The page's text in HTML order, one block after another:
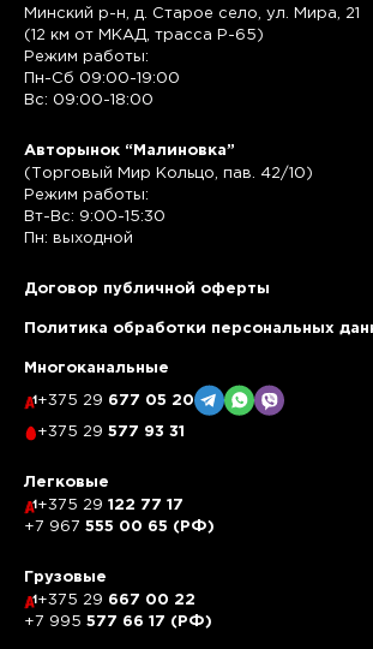
Минский р-н, д. Старое село, ул. Мира, 21
(12 км от МКАД, трасса P-65)
Режим работы:
Пн-Сб 09:00-19:00
Вс: 09:00-18:00
Авторынок “Малиновка”
(Торговый Мир Кольцо, пав. 42/10)
Режим работы:
Вт-Вс: 9:00-15:30
Пн: выходной
Договор публичной оферты
Политика обработки персональных
Многоканальные
+375 29 677 05 20
+375 29 577 93 31
Легковые
+375 29 122 77 17
+7 967 555 00 65 (РФ)
Грузовые
+375 29 667 00 22
+7 995 577 66 17 (РФ)